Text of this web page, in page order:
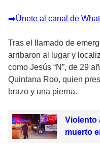
➡️Únete al canal de
Tras el llamado de
arribaron al lugar y
como Jesús “N”, de 29
Quintana Roo, quien
brazo y una pierna.
Violento
muerto